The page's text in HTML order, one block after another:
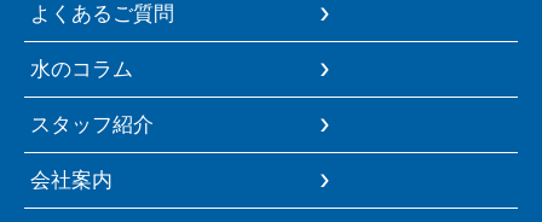
よくあるご質問
水のコラム
スタッフ紹介
会社案内